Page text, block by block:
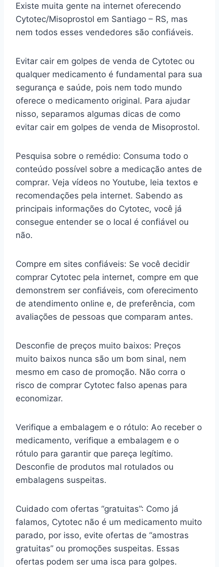
Existe muita gente na internet oferecendo
Cytotec/Misoprostol em Santiago – RS, mas
nem todos esses vendedores são confiáveis.
Evitar cair em golpes de venda de Cytotec ou
qualquer medicamento é fundamental para sua
segurança e saúde, pois nem todo mundo
oferece o medicamento original. Para ajudar
nisso, separamos algumas dicas de como
evitar cair em golpes de venda de Misoprostol.
Pesquisa sobre o remédio: Consuma todo o
conteúdo possível sobre a medicação antes de
comprar. Veja vídeos no Youtube, leia textos e
recomendações pela internet. Sabendo as
principais informações do Cytotec, você já
consegue entender se o local é confiável ou
não.
Compre em sites confiáveis: Se você decidir
comprar Cytotec pela internet, compre em que
demonstrem ser confiáveis, com oferecimento
de atendimento online e, de preferência, com
avaliações de pessoas que comparam antes.
Desconfie de preços muito baixos: Preços
muito baixos nunca são um bom sinal, nem
mesmo em caso de promoção. Não corra o
risco de comprar Cytotec falso apenas para
economizar.
Verifique a embalagem e o rótulo: Ao receber o
medicamento, verifique a embalagem e o
rótulo para garantir que pareça legítimo.
Desconfie de produtos mal rotulados ou
embalagens suspeitas.
Cuidado com ofertas “gratuitas”: Como já
falamos, Cytotec não é um medicamento muito
parado, por isso, evite ofertas de “amostras
gratuitas” ou promoções suspeitas. Essas
ofertas podem ser uma isca para golpes.